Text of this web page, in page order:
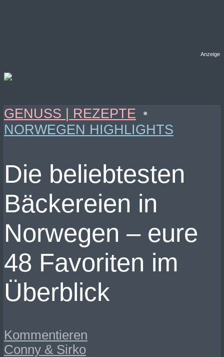
Anzeige
GENUSS | REZEPTE •
NORWEGEN HIGHLIGHTS
Die beliebtesten
Bäckereien in
Norwegen – eure
48 Favoriten im
Überblick
Kommentieren
Conny & Sirko